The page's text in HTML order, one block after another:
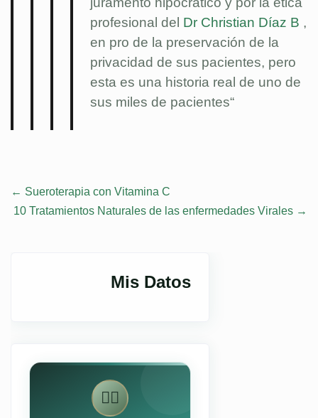
profesional del Dr Christian Díaz B ,
en pro de la preservación de la
privacidad de sus pacientes, pero
esta es una historia real de uno de
sus miles de pacientes“
Post
navigation
← Sueroterapia con Vitamina C
10 Tratamientos Naturales de las enfermedades Virales →
Mis Datos
👨‍⚕️